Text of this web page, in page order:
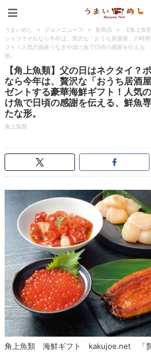
うまいめし > グルメニュース > 新商品 >
【角上魚
シャツ？それなら今年は、贅沢な「おうち居酒屋」の時
フト！人気の国産うなぎや漬け魚で日頃の感謝を伝える
形。
【角上魚類】父の日はネクタイ？
なら今年は、贅沢な「おうち居酒
ゼントする豪華海鮮ギフト！人気
け魚で日頃の感謝を伝える、鮮魚
たな形。
角上魚類
角上魚類 海鮮ギフト kakujoe.net 「贅